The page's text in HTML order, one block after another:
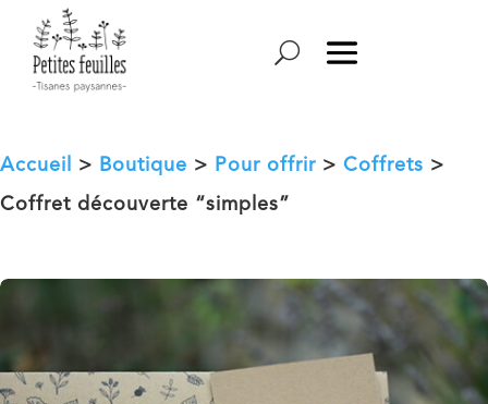
Accueil > Boutique > Pour offrir > Coffrets >
Coffret découverte “simples”